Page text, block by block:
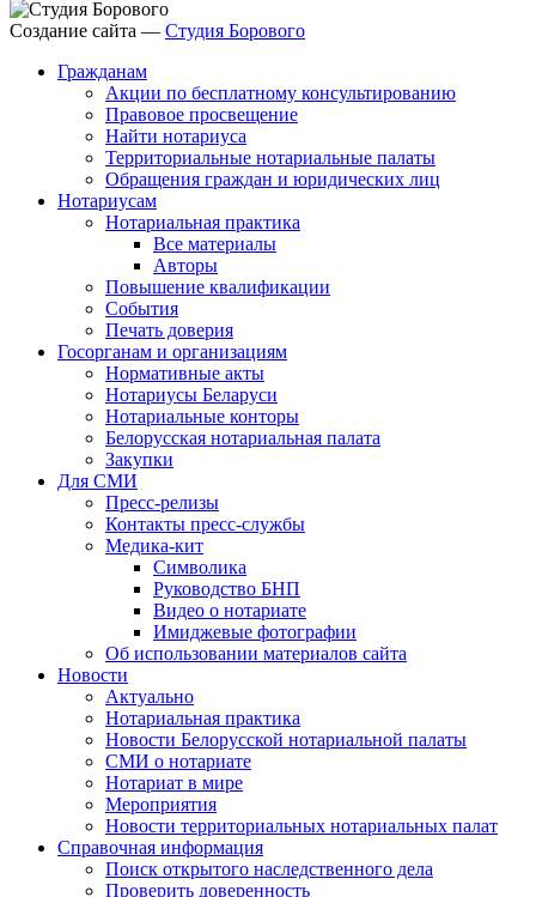
Создание сайта — Студия Борового
Гражданам
Акции по бесплатному консультированию
Правовое просвещение
Найти нотариуса
Территориальные нотариальные палаты
Обращения граждан и юридических лиц
Нотариусам
Нотариальная практика
Все материалы
Авторы
Повышение квалификации
События
Печать доверия
Госорганам и организациям
Нормативные акты
Нотариусы Беларуси
Нотариальные конторы
Белорусская нотариальная палата
Закупки
Для СМИ
Пресс-релизы
Контакты пресс-службы
Медика-кит
Символика
Руководство БНП
Видео о нотариате
Имиджевые фотографии
Об использовании материалов сайта
Новости
Актуально
Нотариальная практика
Новости Белорусской нотариальной палаты
СМИ о нотариате
Нотариат в мире
Мероприятия
Новости территориальных нотариальных палат
Справочная информация
Поиск открытого наследственного дела
Проверить доверенность